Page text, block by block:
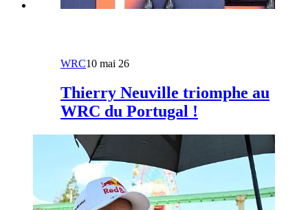
WRC10 mai 26
Thierry Neuville triomphe au
WRC du Portugal !